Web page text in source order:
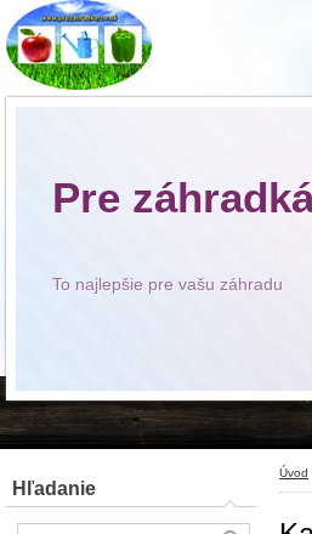
Pre
To najlepšie pre vašu záhradu
Hľadanie
Úvod